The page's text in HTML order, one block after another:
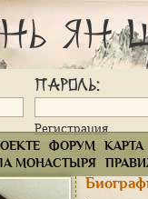
Ян
Пароль:
Регистрация
ФОРУМ КАРТА
МОНАСТЫРЯ